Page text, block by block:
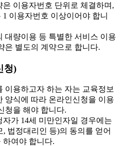
이용자번호 단위로 체결하며,
1 이용자번호 이상이어야 합니
대량이용 등 특별한 서비스 이용
은 별도의 계약으로 합니다.
청)
용하고자 하는 자는 교육정보
양식에 따라 온라인신청을 이용
청을 해야 합니다.
가 14세 미만인자일 경우에는
, 법정대리인 등)의 동의를 얻어
하여야 합니다.